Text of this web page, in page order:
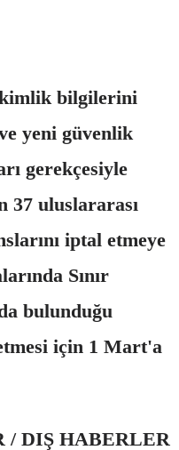
bilgilerini
yeni güvenlik
gerekçesiyle
37 uluslararası
iptal etmeye
Sınır
bulunduğu
için 1 Mart'a
/ DIŞ HABERLER